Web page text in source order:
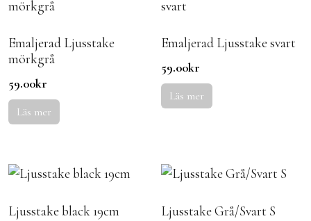
Emaljerad Ljusstake
mörkgrå
59.00kr
Läs mer
Emaljerad Ljusstake svart
59.00kr
Läs mer
Ljusstake black 19cm Ljusstake Grå/Svart S